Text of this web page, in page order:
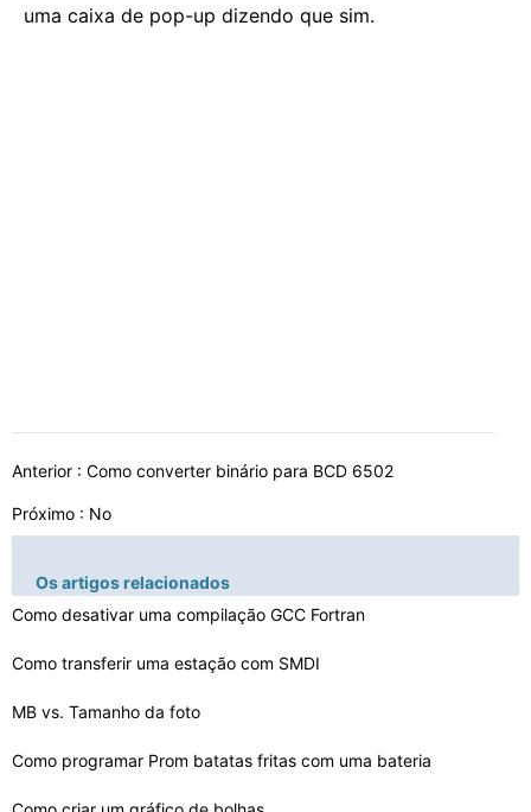
uma caixa de pop-up dizendo que sim.
Anterior : Como converter binário para BCD 6502
Próximo : No
Os artigos relacionados
Como desativar uma compilação GCC Fortran
Como transferir uma estação com SMDI
MB vs. Tamanho da foto
Como programar Prom batatas fritas com uma bateria